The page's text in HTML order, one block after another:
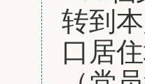
转到
口居